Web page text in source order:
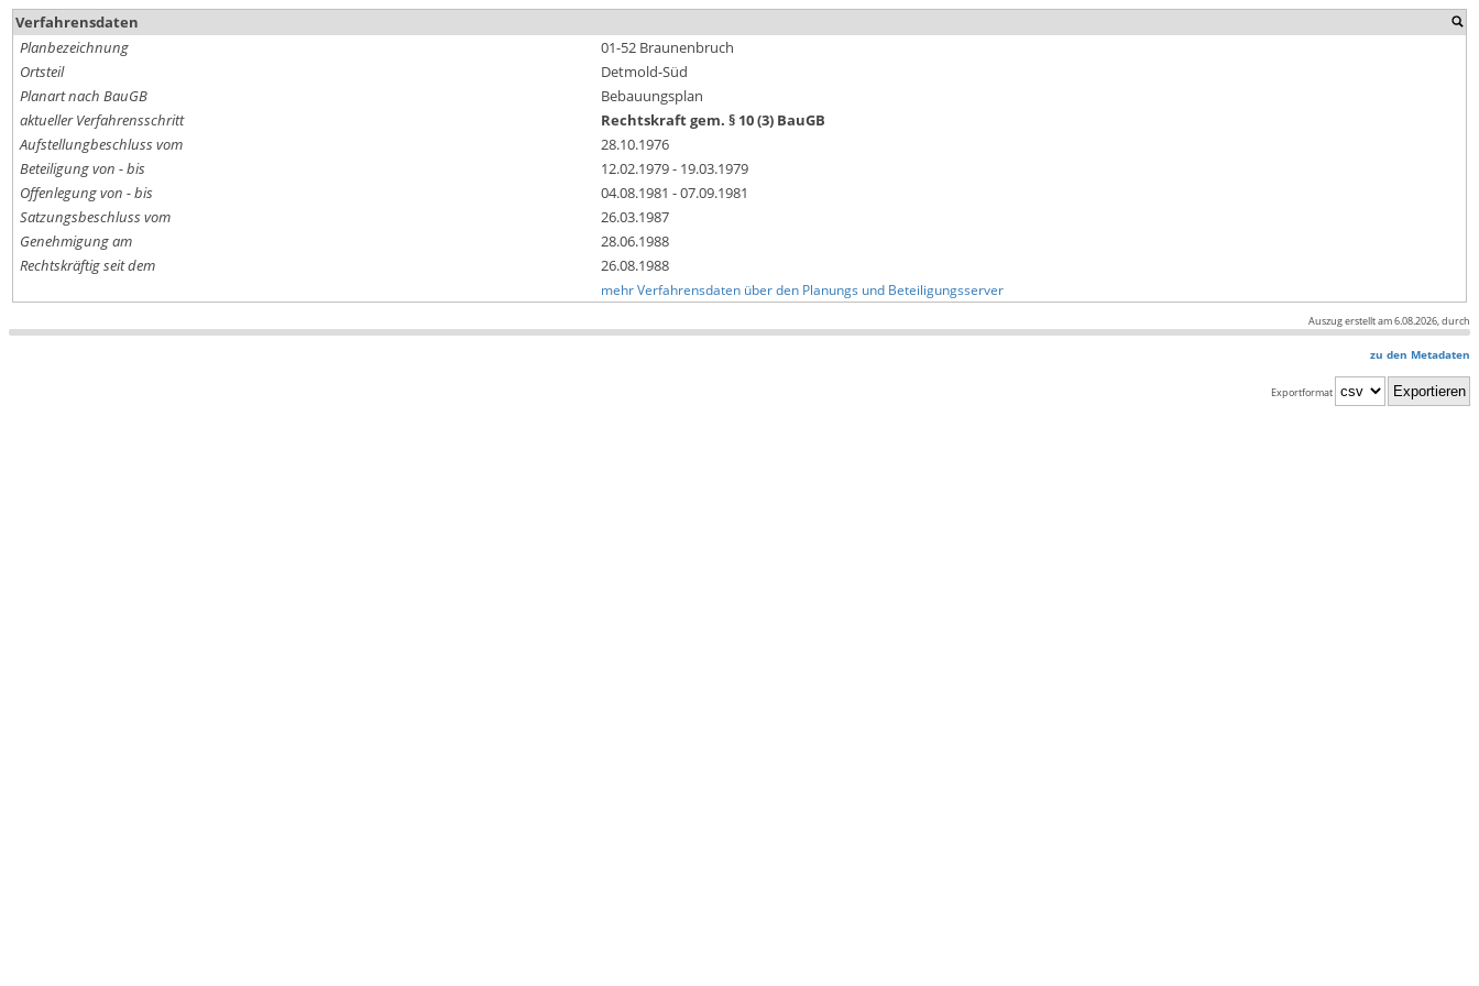
Verfahrensdaten
Planbezeichnung
01-52 Braunenbruch
Ortsteil
Detmold-Süd
Planart nach BauGB
Bebauungsplan
aktueller Verfahrensschritt
Rechtskraft gem. § 10 (3) BauGB
Aufstellungbeschluss vom
28.10.1976
Beteiligung von - bis
12.02.1979 - 19.03.1979
Offenlegung von - bis
04.08.1981 - 07.09.1981
Satzungsbeschluss vom
26.03.1987
Genehmigung am
28.06.1988
Rechtskräftig seit dem
26.08.1988
mehr Verfahrensdaten über den Planungs und Beteiligungsserver
Auszug erstellt am 6.08.2026, durch
zu den Metadaten
Exportformat